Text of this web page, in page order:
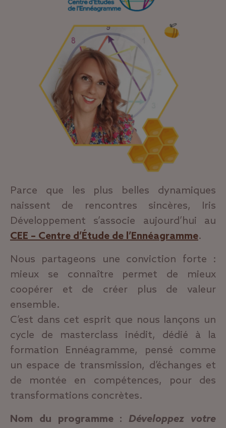
Parce que les plus belles dynamiques
naissent de rencontres sincères, Iris
Développement s’associe aujourd’hui au
CEE – Centre d’Étude de l’Ennéagramme.
Nous partageons une conviction forte :
mieux se connaître permet de mieux
coopérer et de créer plus de valeur
ensemble.
C’est dans cet esprit que nous lançons un
cycle de masterclass inédit, dédié à la
formation Ennéagramme, pensé comme
un espace de transmission, d’échanges et
de montée en compétences, pour des
transformations concrètes.
Nom du programme: Développez votre